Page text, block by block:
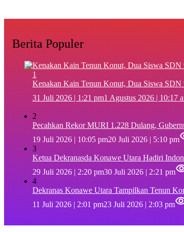
Berita Populer
1
‎Kenakan Kain Tenun Konut, Dua Siswa
31 Juli 2026 | 1:21 pm1 Agustus 2026 | 10:17
2
Pecahkan Rekor MURI 1.228 Dulang,
19 Juli 2026 | 10:05 pm20 Juli 2026 | 5:10 pm
3
Ketua Dekranasda Konawe Utara Hadiri
29 Juli 2026 | 2:20 pm30 Juli 2026 | 2:21 pm
4
Dekranas Konawe Utara Tampilkan Tenun
11 Juli 2026 | 2:01 pm23 Juli 2026 | 2:03 pm